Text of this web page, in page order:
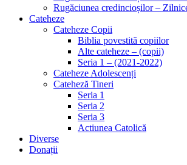
Rugăciunea credincioșilor –
Cateheze
Cateheze Copii
Biblia povestită copiilor
Alte cateheze – (copii)
Seria 1 – (2021-2022)
Cateheze Adolescenți
Cateheză Tineri
Seria 1
Seria 2
Seria 3
Actiunea Catolică
Diverse
Donații